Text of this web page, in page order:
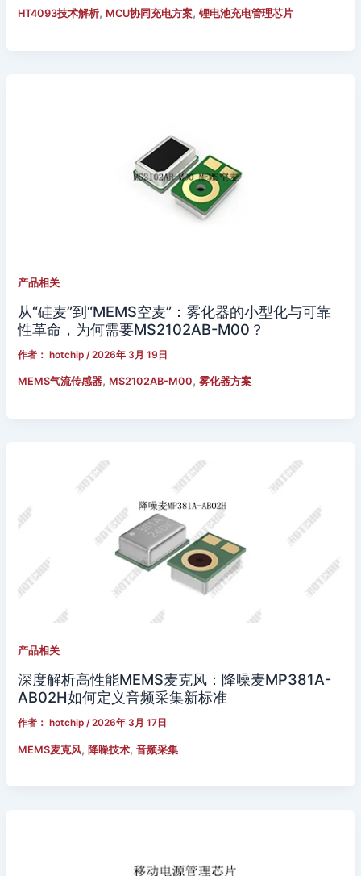
HT4093技术解析, MCU协同充电方案,锂电池充电管理芯片
产品相关
从“硅麦”到“MEMS空麦”：雾化器的小型化与可靠
性革命，为何需要MS2102AB-M00？
作者： hotchip /2026年 3月 19日
MEMS气流传感器, MS2102AB-M00,雾化器方案
产品相关
深度解析高性能MEMS麦克风：降噪麦MP381A-
AB02H如何定义音频采集新标准
作者： hotchip /2026年 3月 17日
MEMS麦克风,降噪技术,音频采集